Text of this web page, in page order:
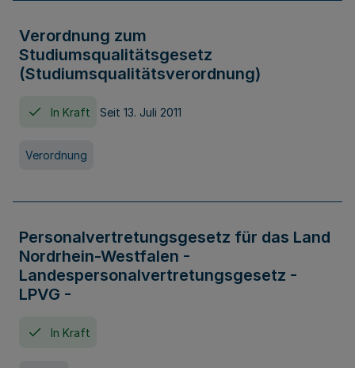
Verordnung zum
Studiumsqualitätsgesetz
(Studiumsqualitätsverordnung)
In Kraft Seit 13. Juli 2011
Verordnung
Personalvertretungsgesetz für das Land
Nordrhein-Westfalen -
Landespersonalvertretungsgesetz -
LPVG -
In Kraft